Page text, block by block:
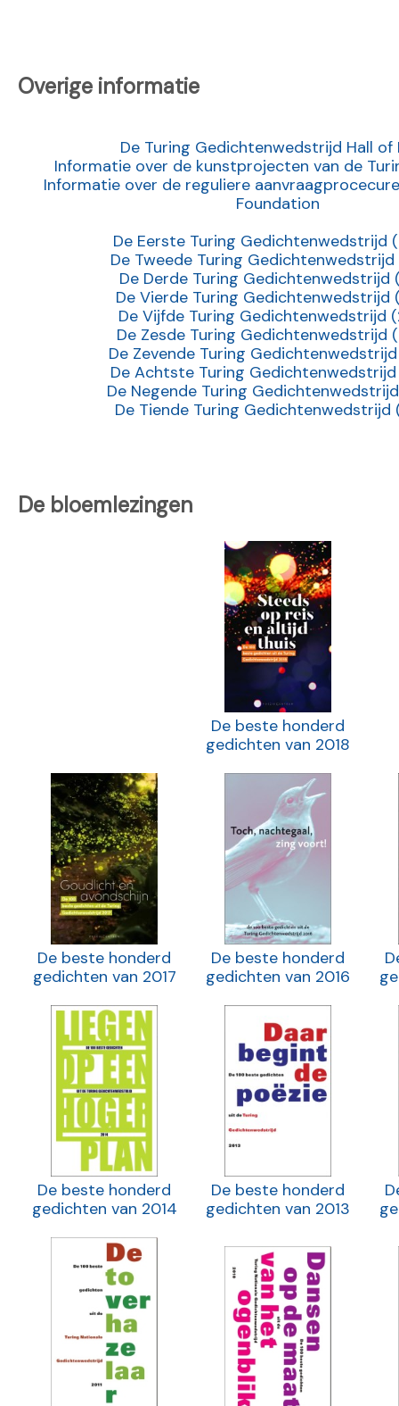
Overige informatie
De Turing Gedichtenwedstrijd Hall of
Informatie over de kunstprojecten van de
Informatie over de reguliere
Foundation
De Eerste Turing Gedichtenwedstrijd
De Tweede Turing Gedichtenwedstrijd
De Derde Turing Gedichtenwedstrijd
De Vierde Turing Gedichtenwedstrijd
De Vijfde Turing Gedichtenwedstrijd
De Zesde Turing Gedichtenwedstrijd
De Zevende Turing
De Achtste Turing Gedichtenwedstrijd
De Negende Turing
De Tiende Turing Gedichtenwedstrijd
De bloemlezingen
De beste honderd
gedichten van 2018
De beste honderd
gedichten van 2017
De beste honderd
gedichten van 2016
De beste honderd
gedichten van 2014
De beste honderd
gedichten van 2013